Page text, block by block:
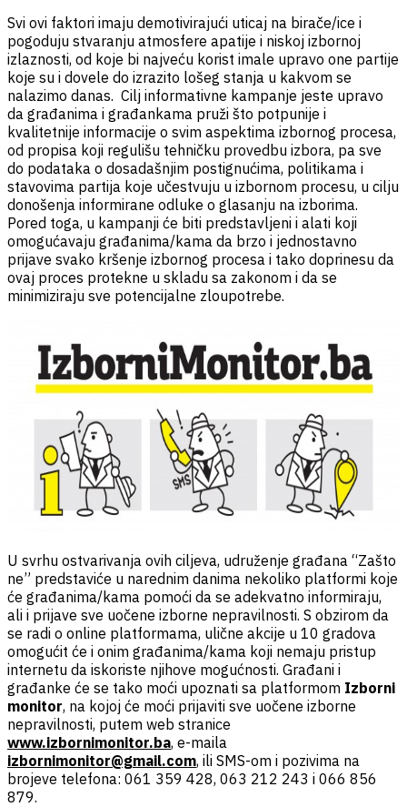
Svi ovi faktori imaju demotivirajući uticaj na birače/ice i
pogoduju stvaranju atmosfere apatije i niskoj izbornoj
izlaznosti, od koje bi najveću korist imale upravo one partije
koje su i dovele do izrazito lošeg stanja u kakvom se
nalazimo danas. Cilj informativne kampanje jeste upravo
da građanima i građankama pruži što potpunije i
kvalitetnije informacije o svim aspektima izbornog procesa,
od propisa koji regulišu tehničku provedbu izbora, pa sve
do podataka o dosadašnjim postignućima, politikama i
stavovima partija koje učestvuju u izbornom procesu, u cilju
donošenja informirane odluke o glasanju na izborima.
Pored toga, u kampanji će biti predstavljeni i alati koji
omogućavaju građanima/kama da brzo i jednostavno
prijave svako kršenje izbornog procesa i tako doprinesu da
ovaj proces protekne u skladu sa zakonom i da se
minimiziraju sve potencijalne zloupotrebe.
U svrhu ostvarivanja ovih ciljeva, udruženje građana “Zašto
ne” predstaviće u narednim danima nekoliko platformi koje
će građanima/kama pomoći da se adekvatno informiraju,
ali i prijave sve uočene izborne nepravilnosti. S obzirom da
se radi o online platformama, ulične akcije u 10 gradova
omogućit će i onim građanima/kama koji nemaju pristup
internetu da iskoriste njihove mogućnosti. Građani i
građanke će se tako moći upoznati sa platformom Izborni
monitor, na kojoj će moći prijaviti sve uočene izborne
nepravilnosti, putem web stranice
www.izbornimonitor.ba, e-maila
izbornimonitor@gmail.com, ili SMS-om i pozivima na
brojeve telefona: 061 359 428, 063 212 243 i 066 856
879.